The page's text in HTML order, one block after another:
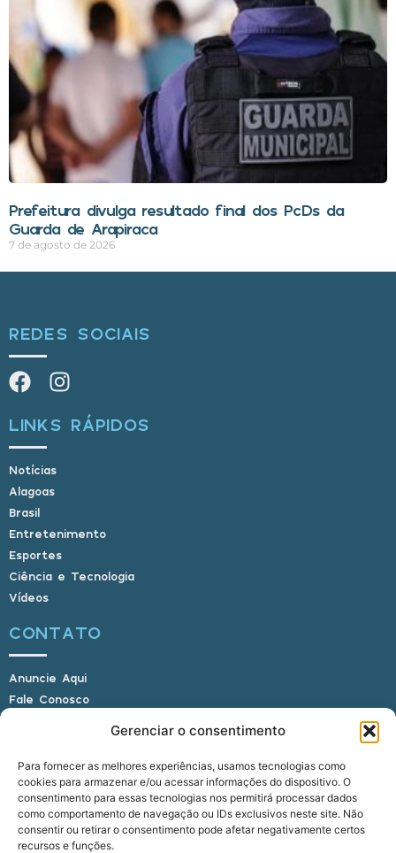
Gerenciar o consentimento
Para fornecer as melhores experiências, usamos tecnologias como
cookies para armazenar e/ou acessar informações do dispositivo. O
consentimento para essas tecnologias nos permitirá processar dados
como comportamento de navegação ou IDs exclusivos neste site. Não
consentir ou retirar o consentimento pode afetar negativamente certos
recursos e funções.
Prefeitura divulga resultado final dos PcDs da
Guarda de Arapiraca
7 de agosto de 2026
REDES SOCIAIS
LINKS RÁPIDOS
Notícias
Alagoas
Brasil
Entretenimento
Esportes
Ciência e Tecnologia
Vídeos
CONTATO
Anuncie Aqui
Fale Conosco
E-mail: alagoasbrasilnoticias@gmail.com
Telefone: (82) 9 9691-0391 (Whatsapp)
Responsável Técnico: Crysthyan Carlos
Rua do Sau - Centro - Anadia - AL - CEP: